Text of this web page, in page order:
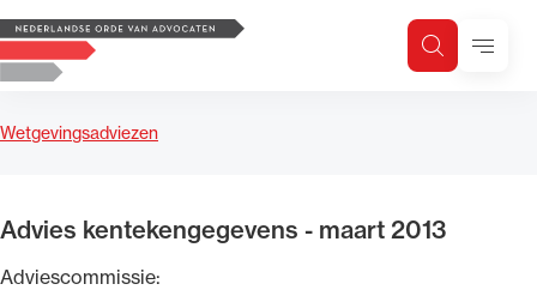
Logo, to the homepage
ZoekenMenu
Wetgevingsadviezen
Advies kentekengegevens - maart 2013
Adviescommissie:
Zoeken
Zoek op trefwoord